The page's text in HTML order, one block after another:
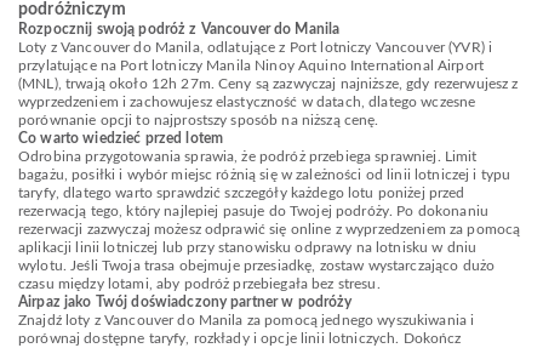
podróżniczym
Rozpocznij swoją podróż z Vancouver do Manila
Loty z Vancouver do Manila, odlatujące z Port lotniczy Vancouver (YVR) i
przylatujące na Port lotniczy Manila Ninoy Aquino International Airport
(MNL), trwają około 12h 27m. Ceny są zazwyczaj najniższe, gdy rezerwujesz z
wyprzedzeniem i zachowujesz elastyczność w datach, dlatego wczesne
porównanie opcji to najprostszy sposób na niższą cenę.
Co warto wiedzieć przed lotem
Odrobina przygotowania sprawia, że podróż przebiega sprawniej. Limit
bagażu, posiłki i wybór miejsc różnią się w zależności od linii lotniczej i typu
taryfy, dlatego warto sprawdzić szczegóły każdego lotu poniżej przed
rezerwacją tego, który najlepiej pasuje do Twojej podróży. Po dokonaniu
rezerwacji zazwyczaj możesz odprawić się online z wyprzedzeniem za pomocą
aplikacji linii lotniczej lub przy stanowisku odprawy na lotnisku w dniu
wylotu. Jeśli Twoja trasa obejmuje przesiadkę, zostaw wystarczająco dużo
czasu między lotami, aby podróż przebiegała bez stresu.
Airpaz jako Twój doświadczony partner w podróży
Znajdź loty z Vancouver do Manila za pomocą jednego wyszukiwania i
porównaj dostępne taryfy, rozkłady i opcje linii lotniczych. Dokończ